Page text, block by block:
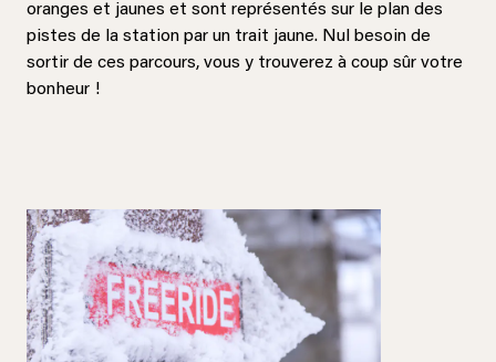
oranges et jaunes et sont représentés sur le plan des
pistes de la station par un trait jaune. Nul besoin de
sortir de ces parcours, vous y trouverez à coup sûr votre
bonheur !